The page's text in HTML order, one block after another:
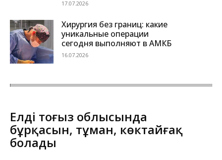
17.07.2026
Хирургия без границ: какие
уникальные операции
сегодня выполняют в АМКБ
16.07.2026